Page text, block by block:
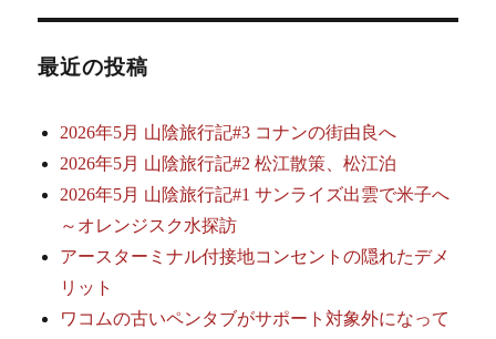
最近の投稿
2026年5月 山陰旅行記#3 コナンの街由良へ
2026年5月 山陰旅行記#2 松江散策、松江泊
2026年5月 山陰旅行記#1 サンライズ出雲で米子へ
～オレンジスク水探訪
アースターミナル付接地コンセントの隠れたデメ
リット
ワコムの古いペンタブがサポート対象外になって